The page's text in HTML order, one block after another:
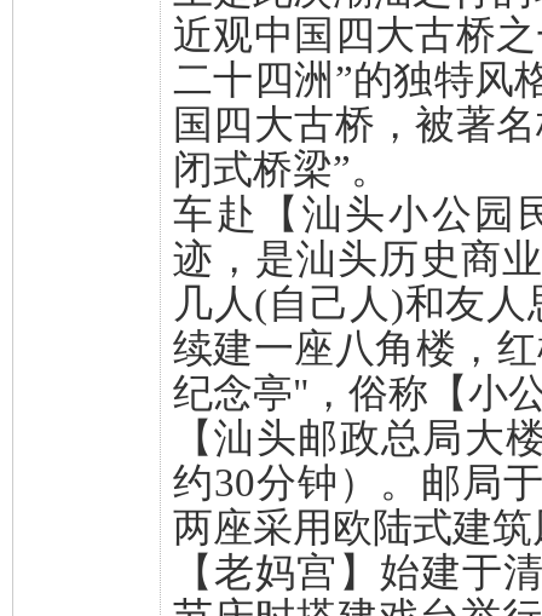
近观中国四大古桥
二十四洲”的独特风
国四大古桥，被著
闭式桥梁”。
车赴【汕头小公园
迹，是汕头历史商
几人(自己人)和友
续建一座八角楼，
纪念亭"，俗称【小
【汕头邮政总局大
约30分钟）。邮局
两座采用欧陆式建
【老妈宫】始建于